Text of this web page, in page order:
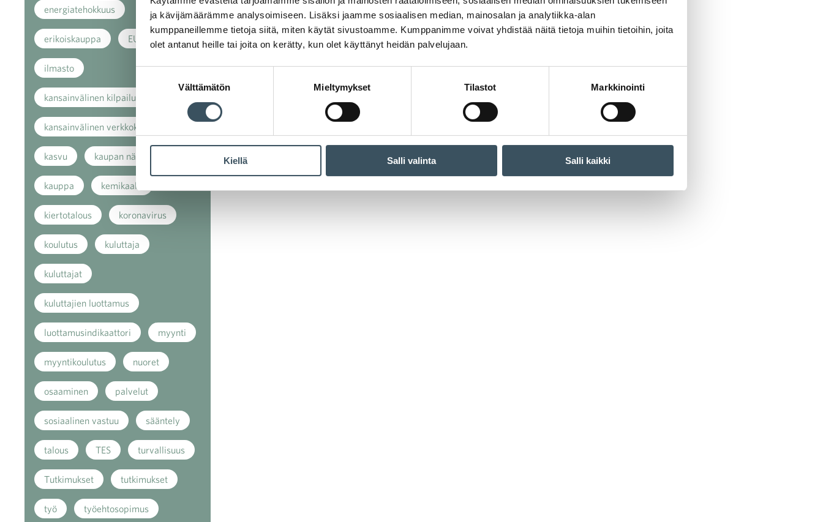
ja kävijämäärämme analysoimiseen. Lisäksi jaamme sosiaalisen median, mainosalan ja analytiikka-alan
kumppaneillemme tietoja siitä, miten käytät sivustoamme. Kumppanimme voivat yhdistää näitä tietoja muihin tietoihin, joita
olet antanut heille tai joita on kerätty, kun olet käyttänyt heidän palvelujaan.
valinta
Välttämätön Mieltymykset Tilastot Markkinointi
Kiellä Salli valinta Salli kaikki
energiatehokkuus
erikoiskauppa EU
ilmasto
kansainvälinen kilpailu
kansainvälinen verkkokauppa
kasvu kaupan näkymät
kauppa kemikaalit
kiertotalous koronavirus
koulutus kuluttaja
kuluttajat
kuluttajien luottamus
luottamusindikaattori myynti
myyntikoulutus nuoret
osaaminen palvelut
sosiaalinen vastuu sääntely
talous TES turvallisuus
Tutkimukset tutkimukset
työ työehtosopimus